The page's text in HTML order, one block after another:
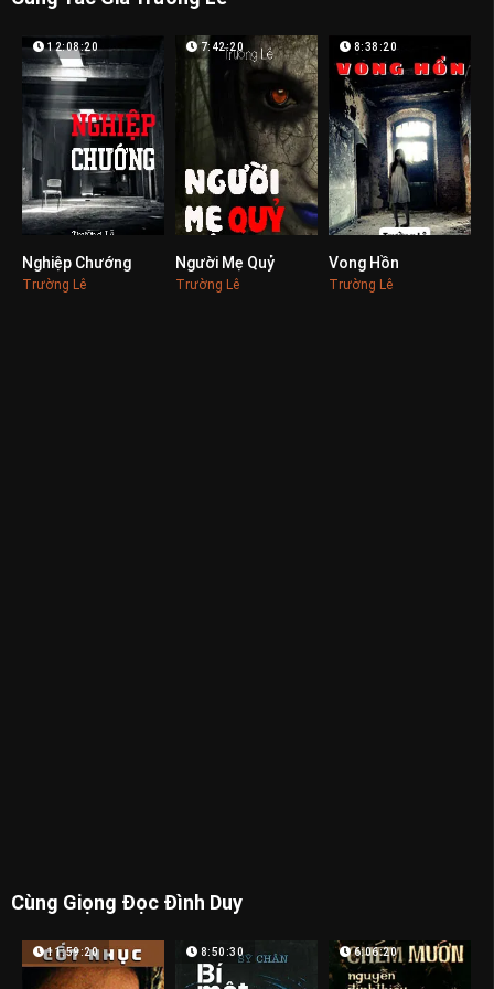
12:08:20
Nghiệp Chướng
Trường Lê
7:42:20
Người Mẹ Quỷ
Trường Lê
8:38:20
Vong Hồn
Trường Lê
Cùng Giọng Đọc Đình Duy
11:59:20 8:50:30 6:06:20